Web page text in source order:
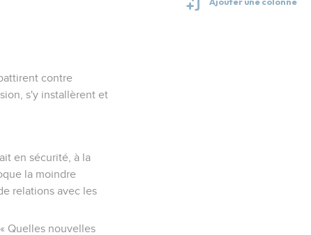
contre
s'y installèrent et
en sécurité, à la
la moindre
relations avec les
Quelles nouvelles